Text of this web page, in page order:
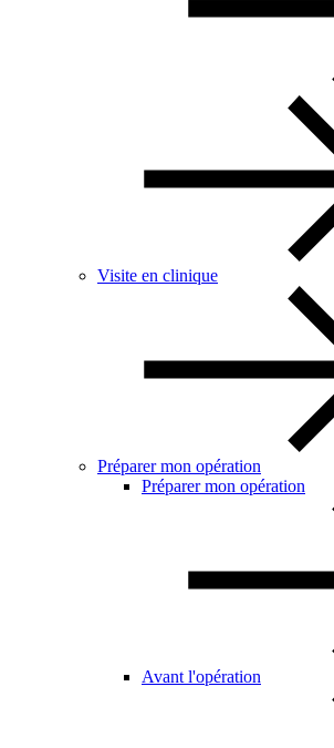
Visite en clinique
Préparer mon opération
Préparer mon opération
Avant l'opération